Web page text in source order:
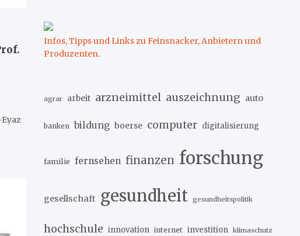
Infos, Tipps und Links zu Feinsnacker, Anbietern und
Produzenten.
agrar arbeit arzneimittel auszeichnung auto
banken bildung boerse computer digitalisierung
familie fernsehen finanzen forschung
gesellschaft gesundheit gesundheitspolitik
hochschule innovation internet investition klimaschutz